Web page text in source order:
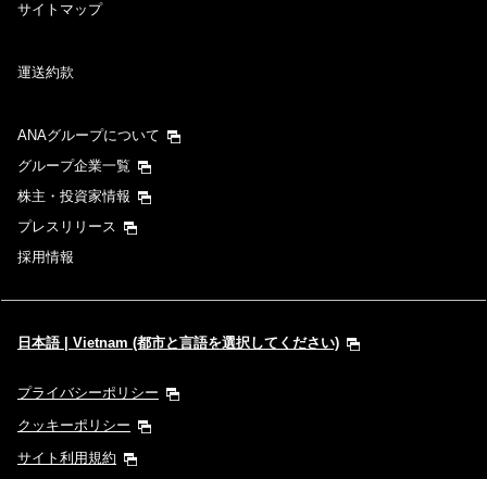
サイトマップ
運送約款
ANAグループについて
グループ企業一覧
株主・投資家情報
プレスリリース
採用情報
日本語 | Vietnam (都市と言語を選択してください)
プライバシーポリシー
クッキーポリシー
サイト利用規約